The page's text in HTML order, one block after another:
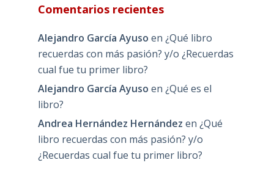
Comentarios recientes
Alejandro García Ayuso en ¿Qué libro
recuerdas con más pasión? y/o ¿Recuerdas
cual fue tu primer libro?
Alejandro García Ayuso en ¿Qué es el
libro?
Andrea Hernández Hernández en ¿Qué
libro recuerdas con más pasión? y/o
¿Recuerdas cual fue tu primer libro?